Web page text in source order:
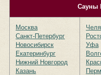
Сауны
Москва
Санкт-Петербург
Новосибирск
Екатеринбург
Нижний Новгород
Казань
Уфа